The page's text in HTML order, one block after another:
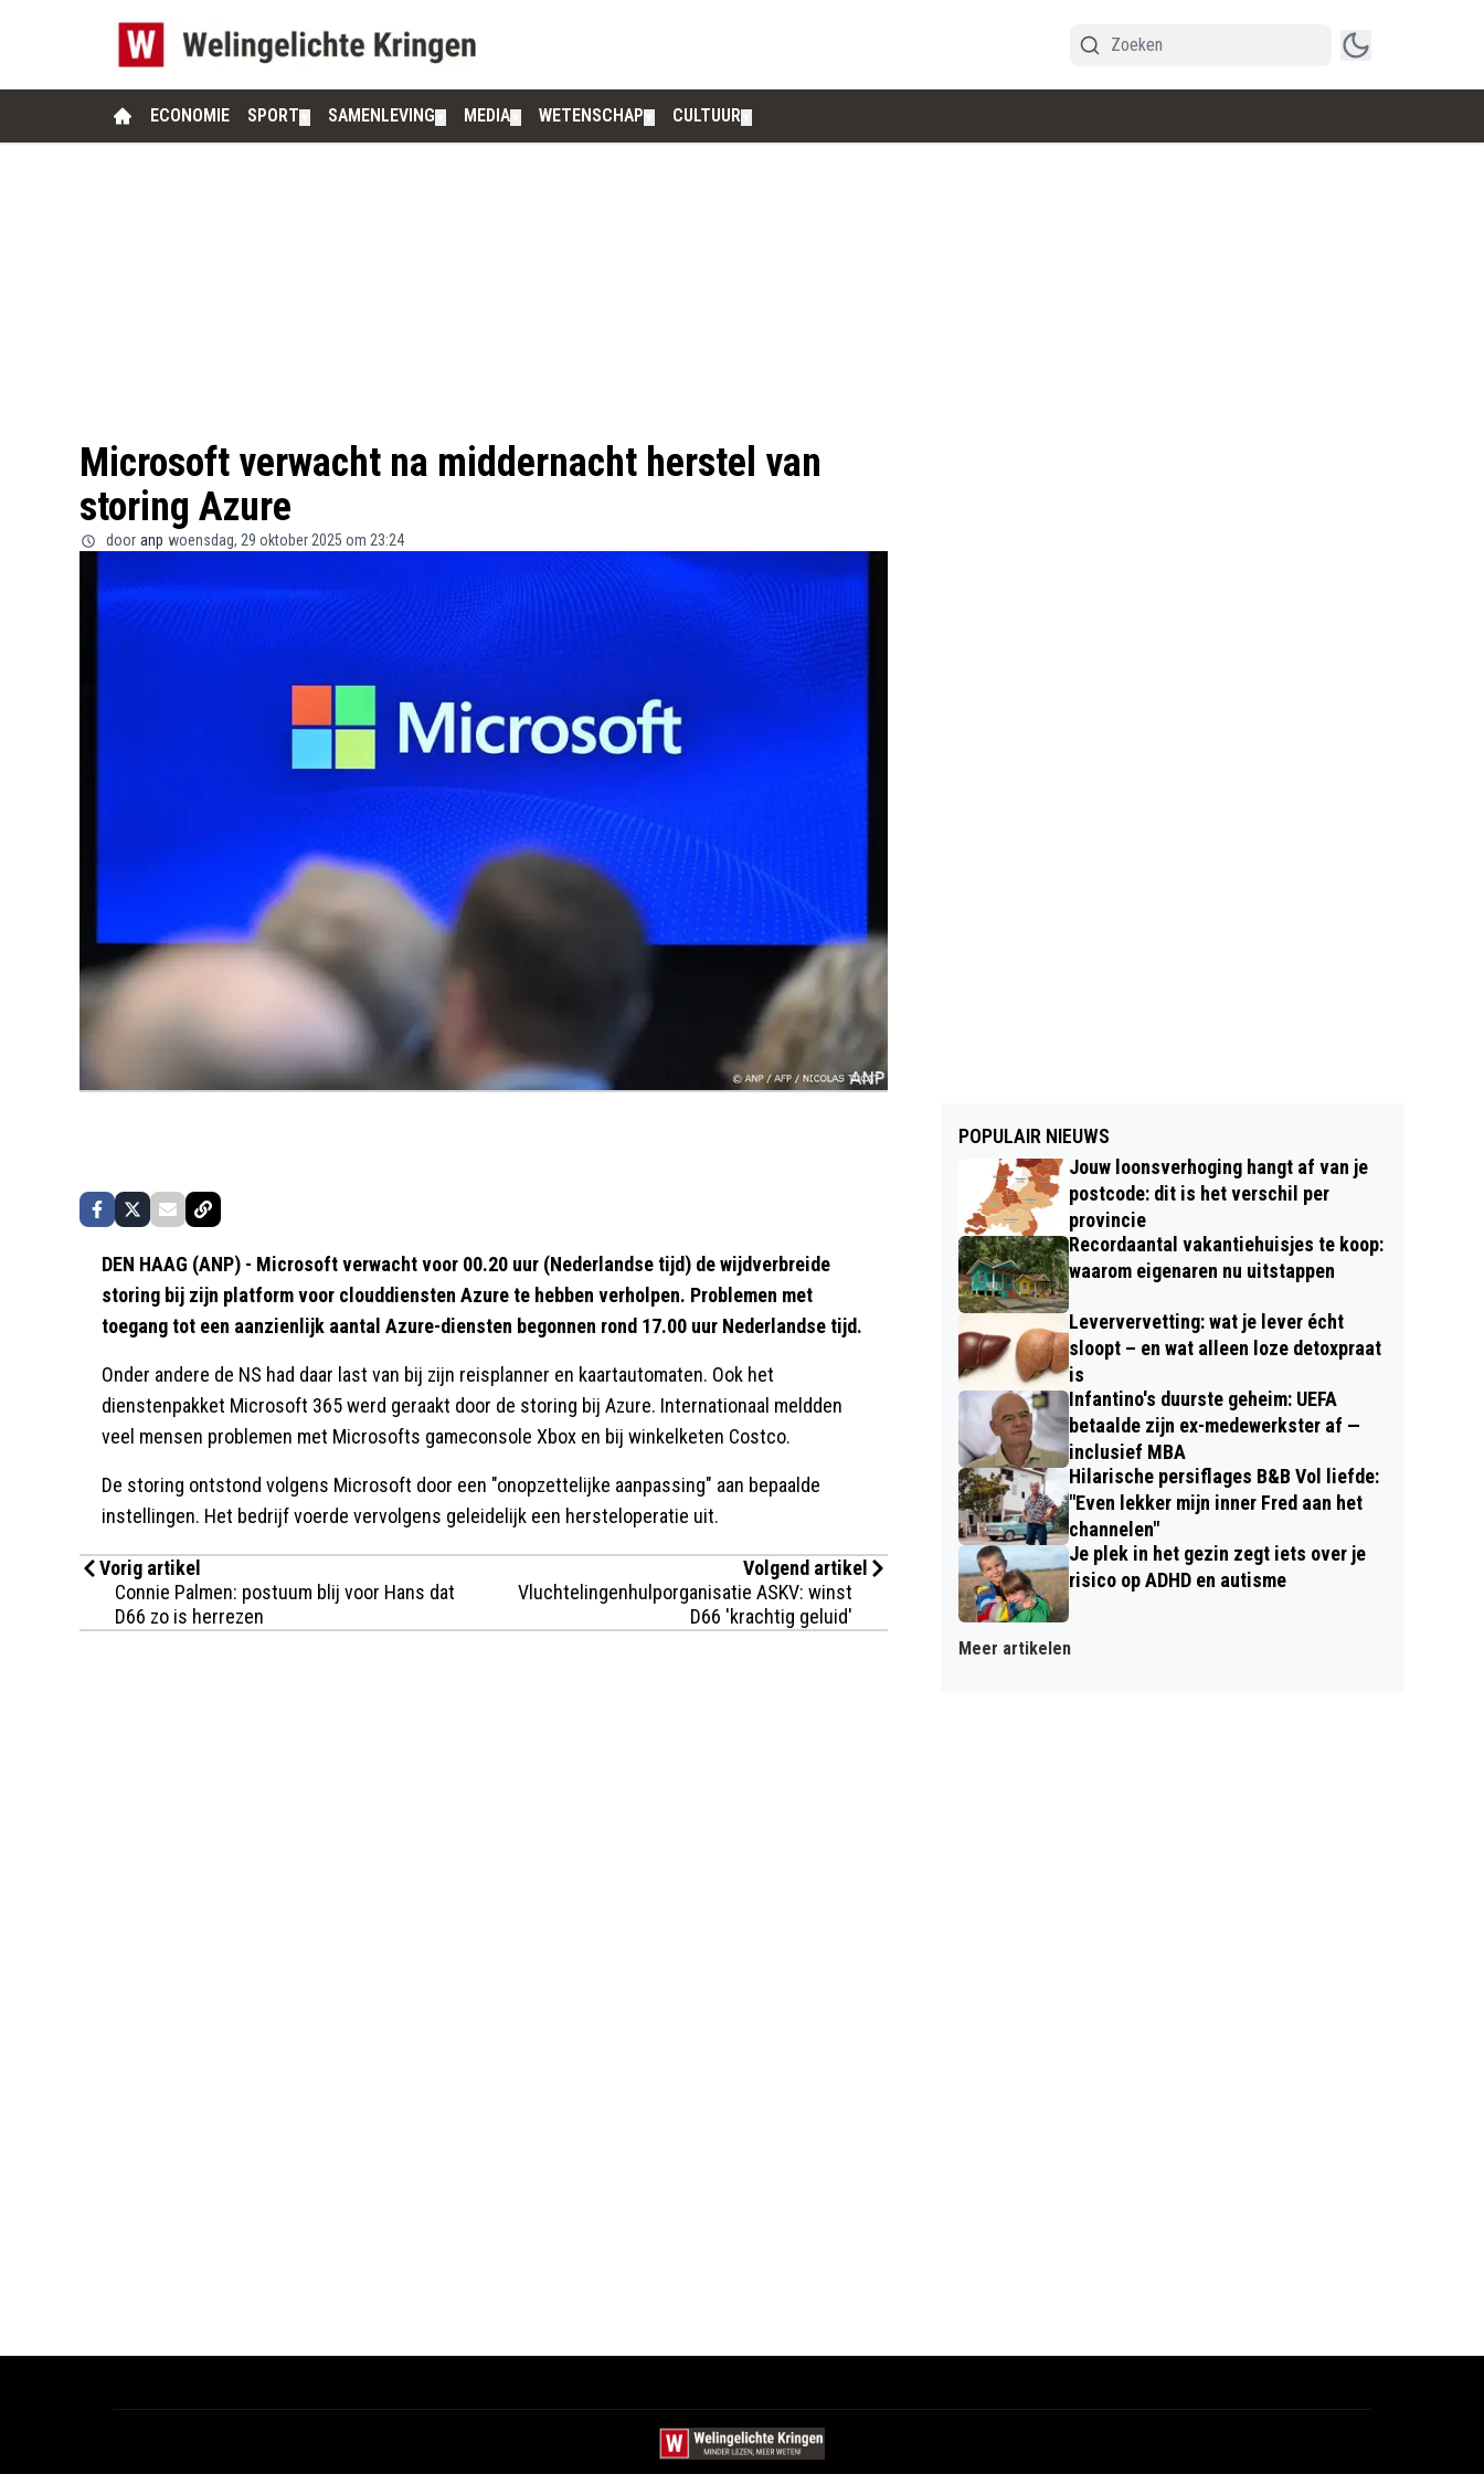
ECONOMIE SPORT SAMENLEVING MEDIA WETENSCHAP CULTUUR
Microsoft verwacht na middernacht herstel van
storing Azure
door anp woensdag, 29 oktober 2025 om 23:24
DEN HAAG (ANP) - Microsoft verwacht voor 00.20 uur (Nederlandse tijd) de wijdverbreide
storing bij zijn platform voor clouddiensten Azure te hebben verholpen. Problemen met
toegang tot een aanzienlijk aantal Azure-diensten begonnen rond 17.00 uur Nederlandse tijd.
Onder andere de NS had daar last van bij zijn reisplanner en kaartautomaten. Ook het
dienstenpakket Microsoft 365 werd geraakt door de storing bij Azure. Internationaal meldden
veel mensen problemen met Microsofts gameconsole Xbox en bij winkelketen Costco.
De storing ontstond volgens Microsoft door een "onopzettelijke aanpassing" aan bepaalde
instellingen. Het bedrijf voerde vervolgens geleidelijk een hersteloperatie uit.
Vorig artikel
Connie Palmen: postuum blij voor Hans dat
D66 zo is herrezen
Volgend artikel
Vluchtelingenhulporganisatie ASKV: winst
D66 'krachtig geluid'
POPULAIR NIEUWS
Jouw loonsverhoging hangt af van je
postcode: dit is het verschil per
provincie
Recordaantal vakantiehuisjes te koop:
waarom eigenaren nu uitstappen
Leververvetting: wat je lever écht
sloopt – en wat alleen loze detoxpraat
is
Infantino's duurste geheim: UEFA
betaalde zijn ex-medewerkster af —
inclusief MBA
Hilarische persiflages B&B Vol liefde:
"Even lekker mijn inner Fred aan het
channelen"
Je plek in het gezin zegt iets over je
risico op ADHD en autisme
Meer artikelen